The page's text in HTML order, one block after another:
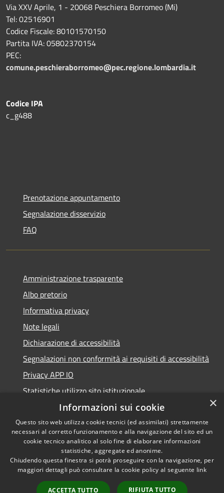
Via XXV Aprile, 1 - 20068 Peschiera Borromeo (Mi)
Tel: 02516901
Codice Fiscale: 80101570150
Partita IVA: 05802370154
PEC:
comune.peschieraborromeo@pec.regione.lombardia.it
Codice IPA
c_g488
Prenotazione appuntamento
Segnalazione disservizio
FAQ
Amministrazione trasparente
Albo pretorio
Informativa privacy
Note legali
Dichiarazione di accessibilità
Segnalazioni non conformità ai requisiti di accessibilità
Privacy APP IO
Statistiche utilizzo sito istituzionale
Qualità dei Servizi Comunali
RSS
Accessibilità
Copyright © 2023 •
Città di Peschiera
Borromeo •
×
Informazioni sui cookie
Questo sito web utilizza cookie tecnici (ed assimilati) strettamente
necessari al corretto funzionamento e alla navigazione del sito ed un
cookie tecnico analitico al solo fine di elaborare informazioni
statistiche, aggregate ed anonime.
Chiudendo questa finestra si potrà proseguire con la navigazione, per
maggiori dettagli può consultare la cookie policy al seguente link
ACCETTA TUTTO RIFIUTA TUTTO